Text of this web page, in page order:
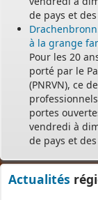
de pays et
à la grange
Pour les 20
porté par le
(PNRVN), ce
portes
vendredi à
de pays et
Actualités